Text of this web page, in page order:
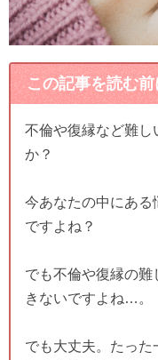
この記事を読む前
不倫や復縁など難し
か？
今あなたの中にある
ですよね？
でも不倫や復縁の
きないですよね…。
でも大丈夫。たっ